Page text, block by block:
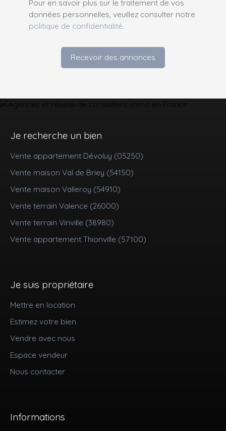
Pour en savoir plus sur le traitement de vos
données personnelles, veuillez consulter notre
politique de confidentialité.
Recevoir des annonces
Je recherche un bien
Vente appartement Dévoluy (05250)
Vente maison Val de Briey (54150)
Vente maison Valleroy (54910)
Vente terrain Valence (26000)
Vente terrain Viriville (38980)
Vente appartement Thionville (57100)
Je suis propriétaire
Mettre en location
Estimez votre bien
Vendre avec nous
Espace vendeur
Nous contacter
Informations